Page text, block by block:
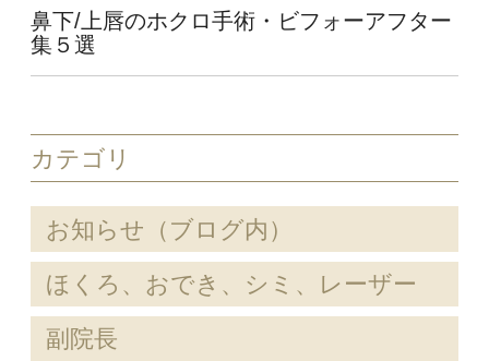
鼻下/上唇のホクロ手術・ビフォーアフター
集５選
カテゴリ
お知らせ（ブログ内）
ほくろ、おでき、シミ、レーザー
副院長